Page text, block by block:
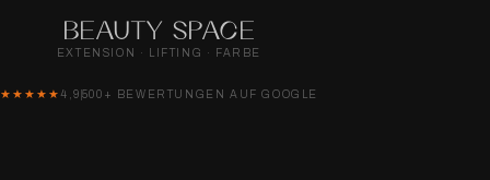
BEAUTY SPACE
EXTENSION · LIFTING · FARBE
★★★★★ 4,9 500+ BEWERTUNGEN AUF GOOGLE